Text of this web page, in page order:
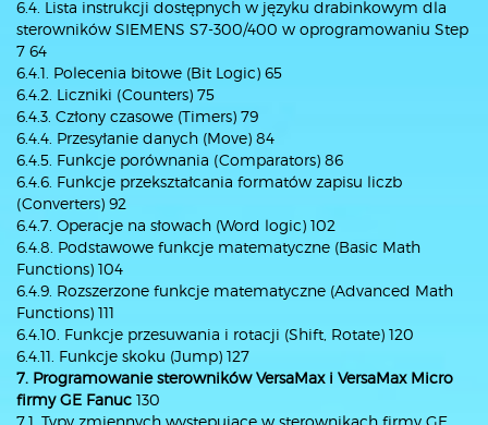
6.4. Lista instrukcji dostępnych w języku drabinkowym dla
sterowników SIEMENS S7-300/400 w oprogramowaniu Step
7 64
6.4.1. Polecenia bitowe (Bit Logic) 65
6.4.2. Liczniki (Counters) 75
6.4.3. Człony czasowe (Timers) 79
6.4.4. Przesyłanie danych (Move) 84
6.4.5. Funkcje porównania (Comparators) 86
6.4.6. Funkcje przekształcania formatów zapisu liczb
(Converters) 92
6.4.7. Operacje na słowach (Word logic) 102
6.4.8. Podstawowe funkcje matematyczne (Basic Math
Functions) 104
6.4.9. Rozszerzone funkcje matematyczne (Advanced Math
Functions) 111
6.4.10. Funkcje przesuwania i rotacji (Shift, Rotate) 120
6.4.11. Funkcje skoku (Jump) 127
7. Programowanie sterowników VersaMax i VersaMax Micro
firmy GE Fanuc 130
7.1. Typy zmiennych występujące w sterownikach firmy GE